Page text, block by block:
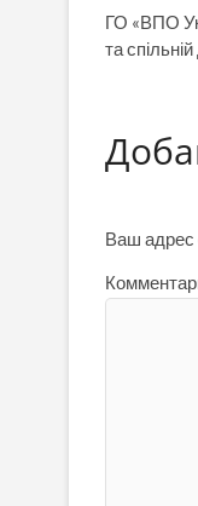
ГО «ВПО
та
Ваш адрес